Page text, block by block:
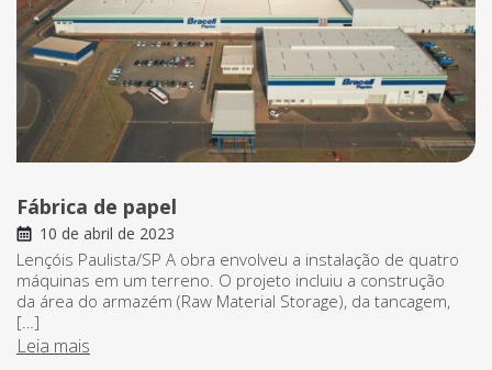
Fábrica de papel
10 de abril de 2023
Lençóis Paulista/SP A obra envolveu a instalação de quatro
máquinas em um terreno. O projeto incluiu a construção
da área do armazém (Raw Material Storage), da tancagem,
[…]
Leia mais